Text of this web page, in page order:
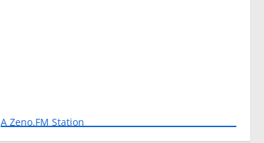
A Zeno.FM Station